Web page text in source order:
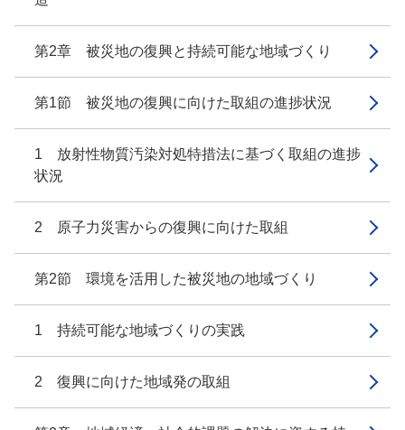
第2章 被災地の復興と持続可能な地域づくり
第1節 被災地の復興に向けた取組の進捗状況
1 放射性物質汚染対処特措法に基づく取組の進捗
状況
2 原子力災害からの復興に向けた取組
第2節 環境を活用した被災地の地域づくり
1 持続可能な地域づくりの実践
2 復興に向けた地域発の取組